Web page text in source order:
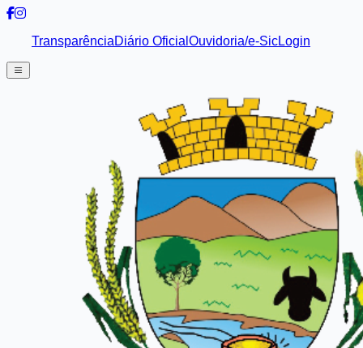
TransparênciaDiário Oficial Ouvidoria/e-SicLogin